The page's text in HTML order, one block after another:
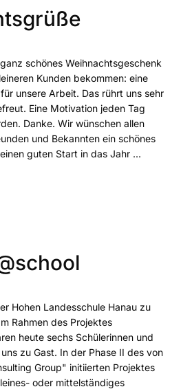
schönes Weihnachtsgeschenk
Kunden bekommen: eine
unsere Arbeit. Das rührt uns sehr
Eine Motivation jeden Tag
Danke. Wir wünschen allen
und Bekannten ein schönes
guten Start in das Jahr ...
Hohen Landesschule Hanau zu
Rahmen des Projektes
heute sechs Schülerinnen und
zu Gast. In der Phase II des von
Group" initiierten Projektes
oder mittelständiges